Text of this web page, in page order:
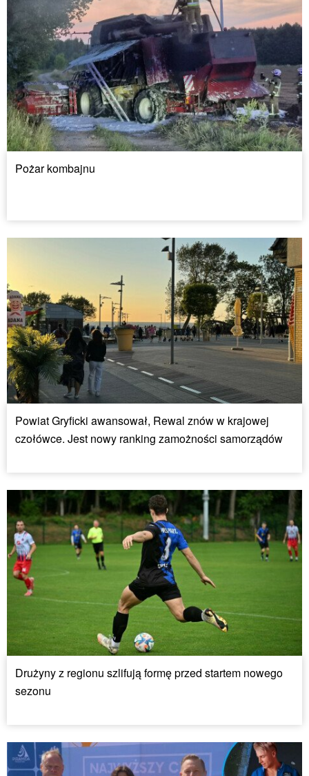
Pożar kombajnu
Powiat Gryficki awansował, Rewal znów w krajowej
czołówce. Jest nowy ranking zamożności samorządów
Drużyny z regionu szlifują formę przed startem nowego
sezonu